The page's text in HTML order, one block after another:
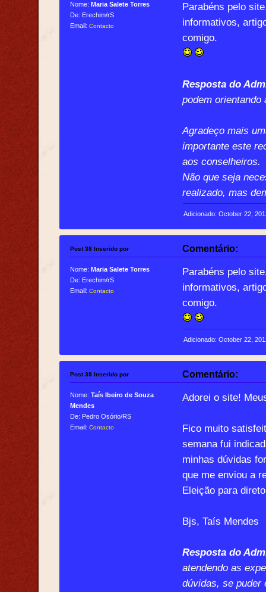
Nome:Maria Salete Torres
De: Erechim/rS
Email:Contacto
Parabéns pelo
informativos,
comigo.
Resposta do
podem
Agradeço mais
importante este
aos conselheiros.
Não que seja
realizado, mas
Adicionado: October 22,
Post 38 Inserido por Comentário:
Nome:Maria Salete Torres
De: Erechim/rS
Email:Contacto
Parabéns pelo
informativos,
comigo.
Adicionado: October 22,
Post 39 Inserido por Comentário:
Nome:Taís Ibeiro de Souza
Mendes
De: Pedro Osório/RS
Email:Contacto
Adorei o site!
Fico muito
semana fui
minhas dúvidas
que me enviou a
Eleição para
Bjs, Taís Mendes
Resposta do
atendendo as
dúvidas, se puder